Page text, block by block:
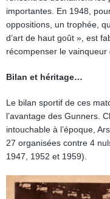
importantes. En 1948,
oppositions, un trophée,
d’art de haut goût », est
récompenser le vainqueur
Bilan et héritage…
Le bilan sportif de ces
l’avantage des Gunners.
intouchable à l’époque,
27 organisées contre 4
1947, 1952 et 1959).